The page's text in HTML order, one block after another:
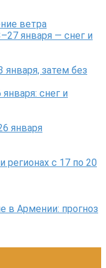
ветра
затем без
января
регионах с 17 по 20
в Армении: прогноз